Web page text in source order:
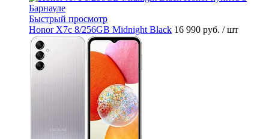
Быстрый просмотр
Honor X7c 8/256GB Midnight Black 16 990 руб. / шт